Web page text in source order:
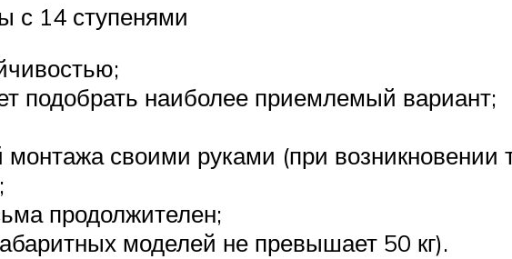
с 14 ступенями
подобрать наиболее приемлемый вариант;
монтажа своими руками (при возникновении
продолжителен;
моделей не превышает 50 кг).